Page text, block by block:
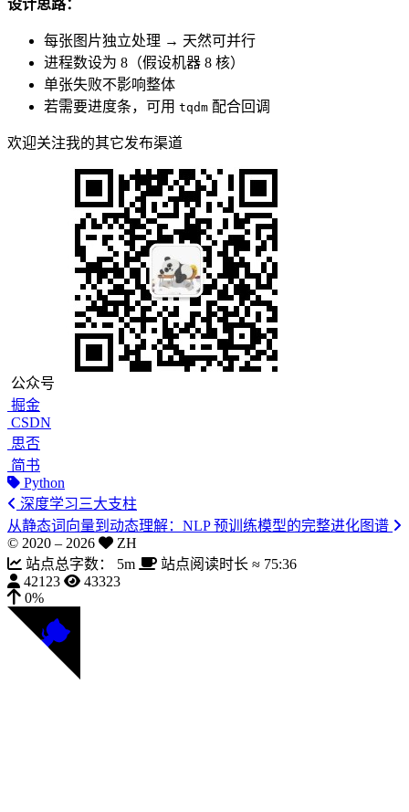
设计思路：
每张图片独立处理 → 天然可并行
进程数设为 8（假设机器 8 核）
单张失败不影响整体
若需要进度条，可用 tqdm 配合回调
欢迎关注我的其它发布渠道
公众号
掘金
CSDN
思否
简书
Python
深度学习三大支柱
从静态词向量到动态理解：NLP 预训练模型的完整进化图谱
© 2020 – 2026
ZH
站点总字数：
5m 站点阅读时长 ≈ 75:36
42123
43323
0%